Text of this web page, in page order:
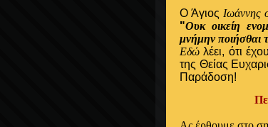
Ο Άγιος Ιωάννης
"Ουκ οικείη
μνήμην
Εδώλέει, ότι
της Θείας
Παράδοση!